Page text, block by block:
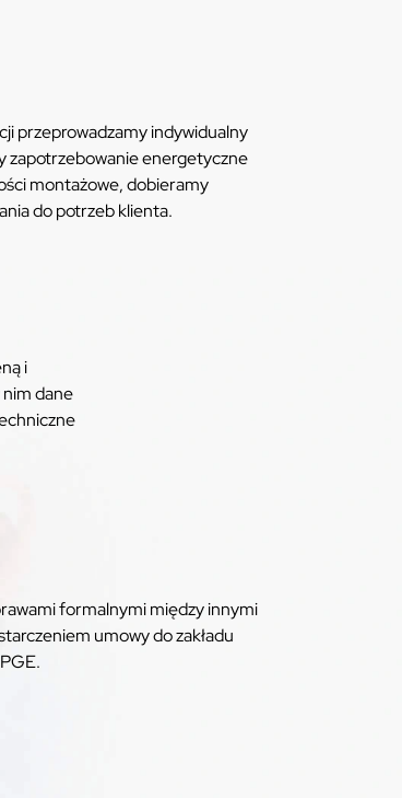
przeprowadzamy indywidualny
zapotrzebowanie energetyczne
montażowe, dobieramy
do potrzeb klienta.
i
nim dane
formalnymi między innymi
umowy do zakładu